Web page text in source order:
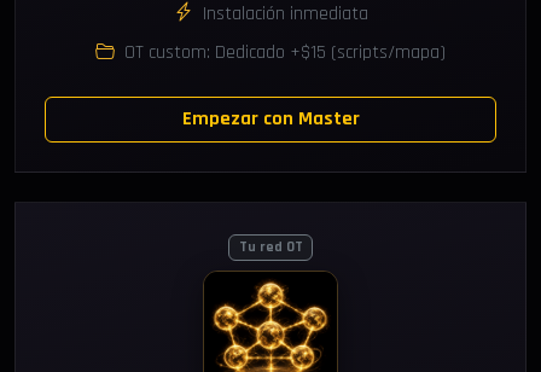
Instalación inmediata
OT custom: Dedicado +$15 (scripts/mapa)
Empezar con Master
Tu red OT